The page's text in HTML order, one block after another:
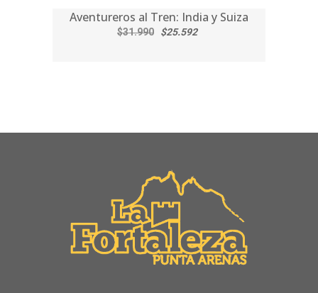
Aventureros al Tren: India y Suiza
$31.990 $25.592